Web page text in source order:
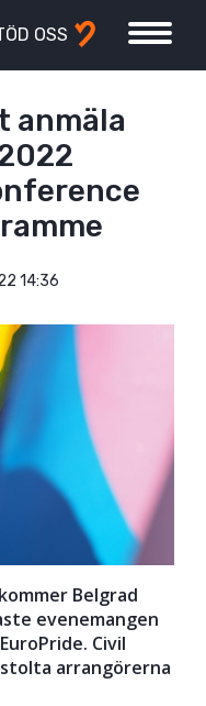
OSS
anmäla
14:36
Belgrad
evenemangen
Civil
arrangörerna